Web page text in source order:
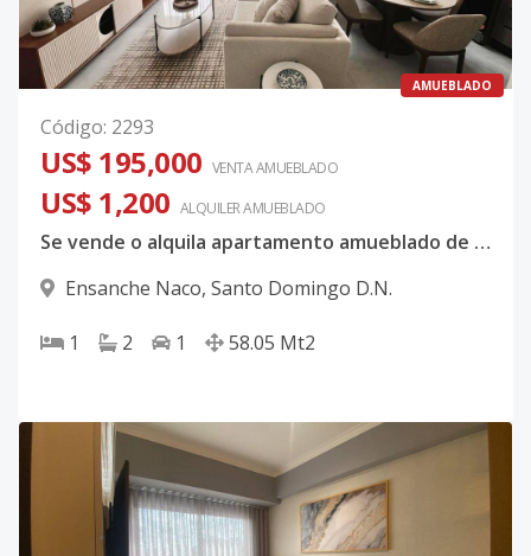
AMUEBLADO
Código: 2293
US$ 195,000 VENTA AMUEBLADO
US$ 1,200 ALQUILERAMUEBLADO
Se vende o alquila apartamento amueblado de 1 habitación en Naco
Ensanche Naco, Santo Domingo D.N.
1 2 1 58.05 Mt2